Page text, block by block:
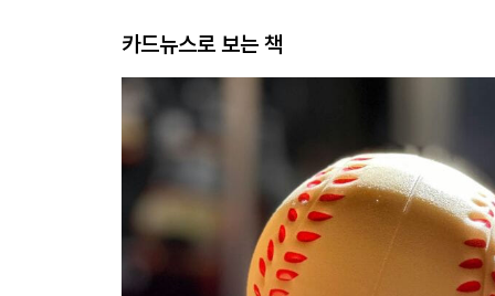
카드뉴스로 보는 책